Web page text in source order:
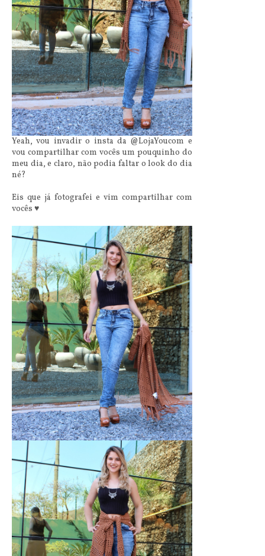
Yeah, vou invadir o insta da @LojaYoucom e
vou compartilhar com vocês um pouquinho do
meu dia, e claro, não podia faltar o look do dia
né?
Eis que já fotografei e vim compartilhar com
vocês ♥